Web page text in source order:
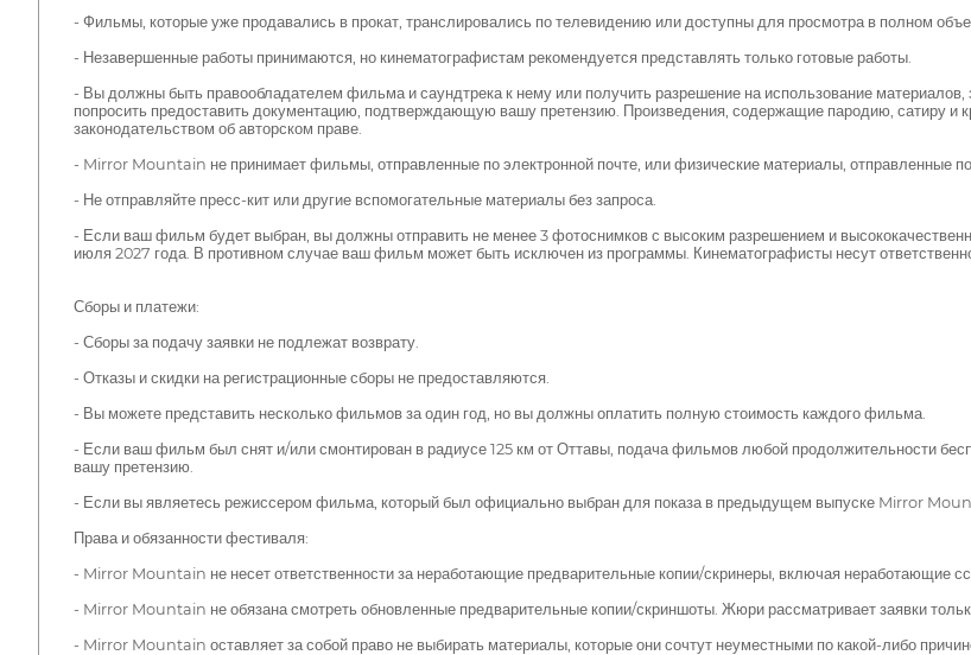
- Фильмы, которые уже продавались в прокат, транслировались по телевидению или доступны для просмотра в полном
- Незавершенные работы принимаются, но кинематографистам рекомендуется представлять только готовые работы.
- Вы должны быть правообладателем фильма и саундтрека к нему или получить разрешение на использование
попросить предоставить документацию, подтверждающую вашу претензию. Произведения, содержащие пародию, сатиру и
законодательством об авторском праве.
- Mirror Mountain не принимает фильмы, отправленные по электронной почте, или физические материалы, отправленные по
- Не отправляйте пресс-кит или другие вспомогательные материалы без запроса.
- Если ваш фильм будет выбран, вы должны отправить не менее 3 фотоснимков с высоким разрешением и
июля 2027 года. В противном случае ваш фильм может быть исключен из программы. Кинематографисты несут
Сборы и платежи:
- Сборы за подачу заявки не подлежат возврату.
- Отказы и скидки на регистрационные сборы не предоставляются.
- Вы можете представить несколько фильмов за один год, но вы должны оплатить полную стоимость каждого фильма.
- Если ваш фильм был снят и/или смонтирован в радиусе 125 км от Оттавы, подача фильмов любой продолжительности
вашу претензию.
- Если вы являетесь режиссером фильма, который был официально выбран для показа в предыдущем выпуске Mirror
Права и обязанности фестиваля:
- Mirror Mountain не несет ответственности за неработающие предварительные копии/скринеры, включая неработающие
- Mirror Mountain не обязана смотреть обновленные предварительные копии/скриншоты. Жюри рассматривает заявки
- Mirror Mountain оставляет за собой право не выбирать материалы, которые они сочтут неуместными по какой-либо